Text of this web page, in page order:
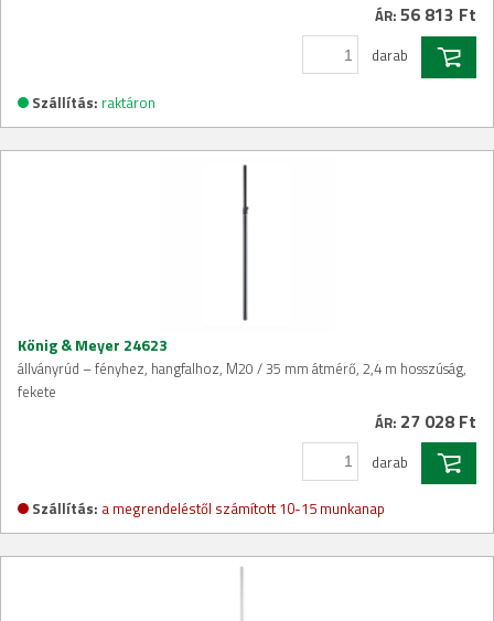
ÁR: 56 813 Ft
darab
Szállítás: raktáron
König & Meyer 24623
állványrúd – fényhez, hangfalhoz, M20 / 35 mm átmérő, 2,4 m hosszúság,
fekete
ÁR: 27 028 Ft
darab
Szállítás: a megrendeléstől számított 10-15 munkanap